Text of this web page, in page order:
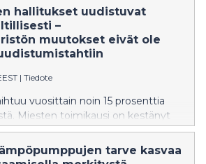
auton tekniseen kuntoon,
mahdollisiin kolarivaurioihin.
tarkistaminen ennen
ikäviä yllätyksiä ja kalliita
hallitukset uudistuvat
–
muutokset eivät ole
| Tiedote
vuosittain noin 15 prosenttia
Miesten toimikausi on kestänyt
ja naisilla 3,5 vuotta. Kahdella
valituista henkilöistä on
tehtävästä tai
tarve kasvaa